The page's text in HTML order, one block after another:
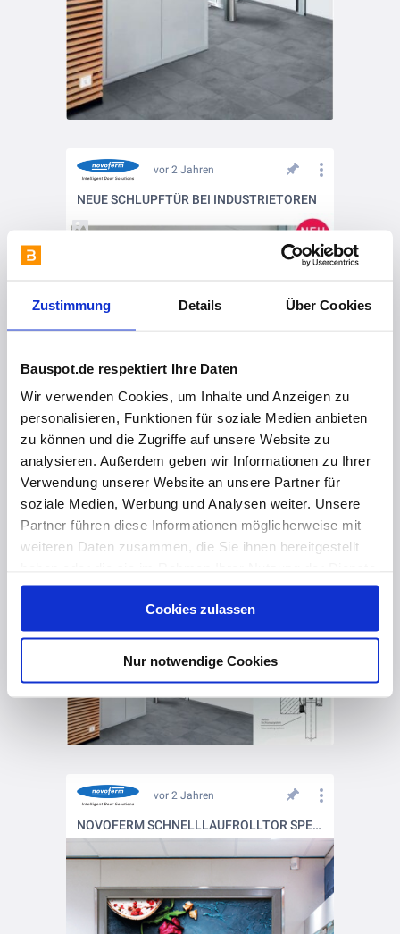
Zustimmung Details Über Cookies
Bauspot.de respektiert Ihre Daten
Wir verwenden Cookies, um Inhalte und Anzeigen zu
personalisieren, Funktionen für soziale Medien anbieten
zu können und die Zugriffe auf unsere Website zu
analysieren. Außerdem geben wir Informationen zu Ihrer
Verwendung unserer Website an unsere Partner für
soziale Medien, Werbung und Analysen weiter. Unsere
Partner führen diese Informationen möglicherweise mit
weiteren Daten zusammen, die Sie ihnen bereitgestellt
gesammelt haben. Hier finden Sie Informationen zum
und unserImpressum.
Cookies zulassen
Nur notwendige Cookies
vor 2 Jahren
NEUE SCHLUPFTÜR BEI INDUSTRIETOREN
NEUES DICHTUNGSSYSTEM FÜR NOVOSLIDE INDUSTRY
vor 2 Jahren
NOVOFERM SCHNELLLAUFROLLTOR SPEEDROLLER PRIME RETAIL